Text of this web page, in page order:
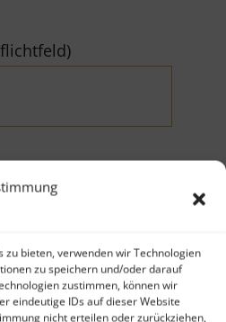
zu bieten, verwenden wir Technologien
zu speichern und/oder darauf
zustimmen, können wir
eindeutige IDs auf dieser Website
nicht erteilen oder zurückziehen,